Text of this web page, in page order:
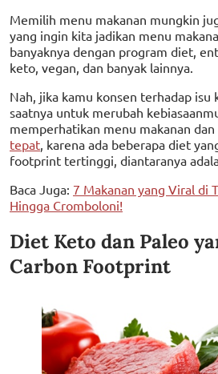
Memilih menu makanan mungkin
yang ingin kita jadikan menu
banyaknya dengan program diet,
keto, vegan, dan banyak lainnya.
Nah, jika kamu konsen terhadap isu
saatnya untuk merubah
memperhatikan menu makanan dan
tepat, karena ada beberapa diet
footprint tertinggi, diantaranya
Baca Juga: 7 Makanan yang Viral di
Hingga Cromboloni!
Diet Keto dan Paleo
Carbon Footprint